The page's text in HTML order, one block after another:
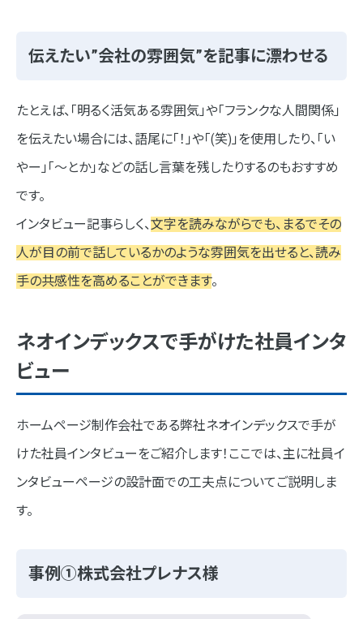
伝えたい”会社の雰囲気”を記事に漂わせる
たとえば、「明るく活気ある雰囲気」や「フランクな人間関係」
を伝えたい場合には、語尾に「！」や「(笑)」を使用したり、「い
やー」「～とか」などの話し言葉を残したりするのもおすすめ
です。
インタビュー記事らしく、文字を読みながらでも、まるでその
人が目の前で話しているかのような雰囲気を出せると、読み
手の共感性を高めることができます。
ネオインデックスで手がけた社員インタ
ビュー
ホームページ制作会社である弊社ネオインデックスで手が
けた社員インタビューをご紹介します！ここでは、主に社員イ
ンタビューページの設計面での工夫点についてご説明しま
す。
事例①株式会社プレナス様